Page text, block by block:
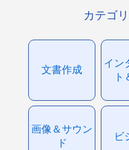
カテゴ
文書作成
イン
ト
画像＆サウン
ド
ビ